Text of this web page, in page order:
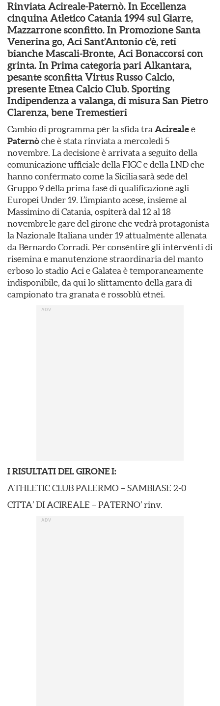
Rinviata Acireale-Paternò. In Eccellenza
cinquina Atletico Catania 1994 sul Giarre,
Mazzarrone sconfitto. In Promozione Santa
Venerina go, Aci Sant’Antonio c’è, reti
bianche Mascali-Bronte, Aci Bonaccorsi con
grinta. In Prima categoria pari Alkantara,
pesante sconfitta Virtus Russo Calcio,
presente Etnea Calcio Club. Sporting
Indipendenza a valanga, di misura San Pietro
Clarenza, bene Tremestieri
Cambio di programma per la sfida tra Acirealee
Paternòche è stata rinviata a mercoledì 5
novembre. La decisione è arrivata a seguito della
comunicazione ufficiale della FIGC e della LND che
hanno confermato come la Sicilia sarà sede del
Gruppo 9 della prima fase di qualificazione agli
Europei Under 19. L’impianto acese, insieme al
Massimino di Catania, ospiterà dal 12 al 18
novembre le gare del girone che vedrà protagonista
la Nazionale Italiana under 19 attualmente allenata
da Bernardo Corradi. Per consentire gli interventi di
risemina e manutenzione straordinaria del manto
erboso lo stadio Aci e Galatea è temporaneamente
indisponibile, da qui lo slittamento della gara di
campionato tra granata e rossoblù etnei.
I RISULTATI DEL GIRONE I:
ATHLETIC CLUB PALERMO – SAMBIASE 2-0
CITTA’ DI ACIREALE – PATERNO’ rinv.